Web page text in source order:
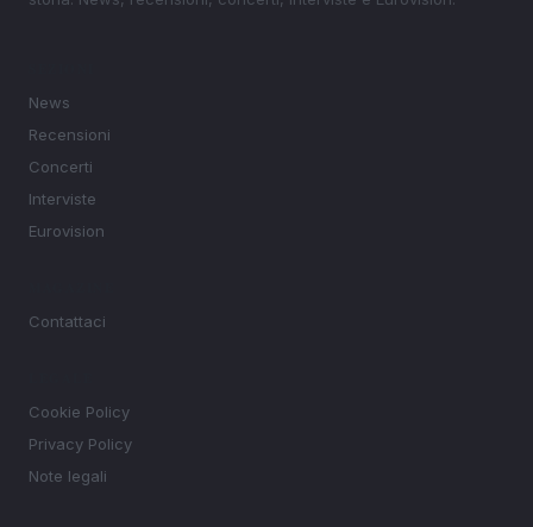
News
Recensioni
Concerti
Interviste
Eurovision
Contattaci
Cookie Policy
Privacy Policy
Note legali